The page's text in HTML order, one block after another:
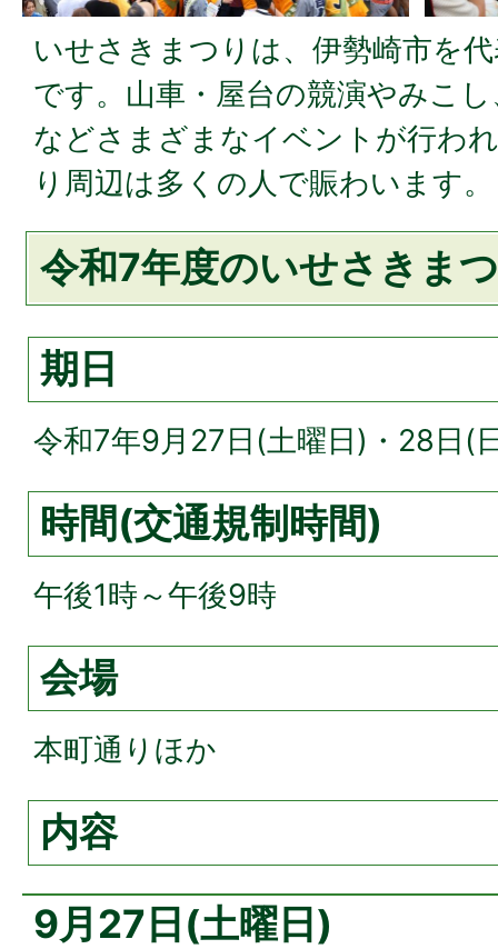
いせさきまつりは、伊勢崎市を
です。山車・屋台の競演やみこ
などさまざまなイベントが行わ
り周辺は多くの人で賑わいます。
令和7年度のいせさきま
期日
令和7年9月27日(土曜日)・28日(
時間(交通規制時間)
午後1時～午後9時
会場
本町通りほか
内容
9月27日(土曜日)